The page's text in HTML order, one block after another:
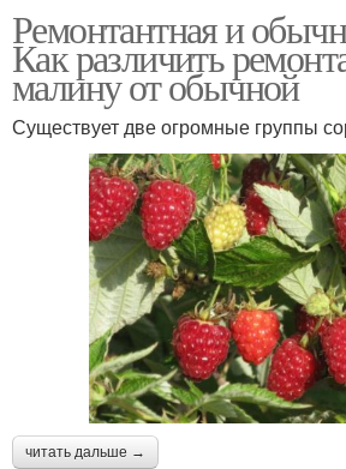
Ремонтантная и
Как различить
малину от обычной
Существует две огромные группы
читать дальше →